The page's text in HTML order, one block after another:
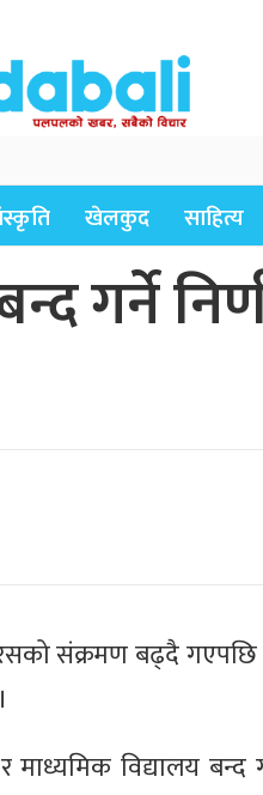
खेलकुद साहित्य
गर्ने
संक्रमण बढ्दै
विद्यालय बन्द